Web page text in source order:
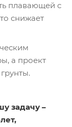
плавающей с
снижает
а проект
задачу –